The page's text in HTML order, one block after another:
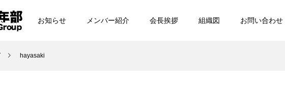
ーム お知らせ メンバー紹介 会長挨拶 組織図 お問い合わせ
hayasaki